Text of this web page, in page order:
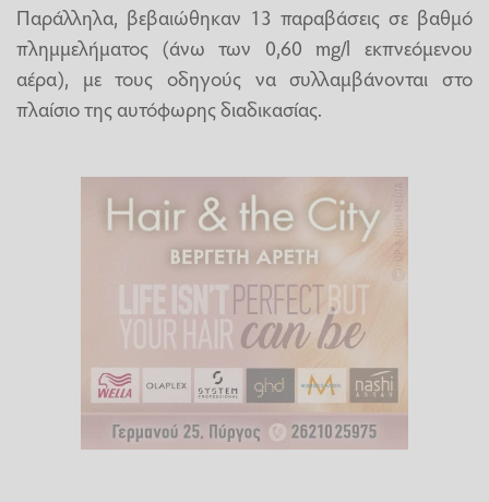
Παράλληλα, βεβαιώθηκαν 13 παραβάσεις σε βαθμό
πλημμελήματος (άνω των 0,60 mg/l εκπνεόμενου
αέρα), με τους οδηγούς να συλλαμβάνονται στο
πλαίσιο της αυτόφωρης διαδικασίας.